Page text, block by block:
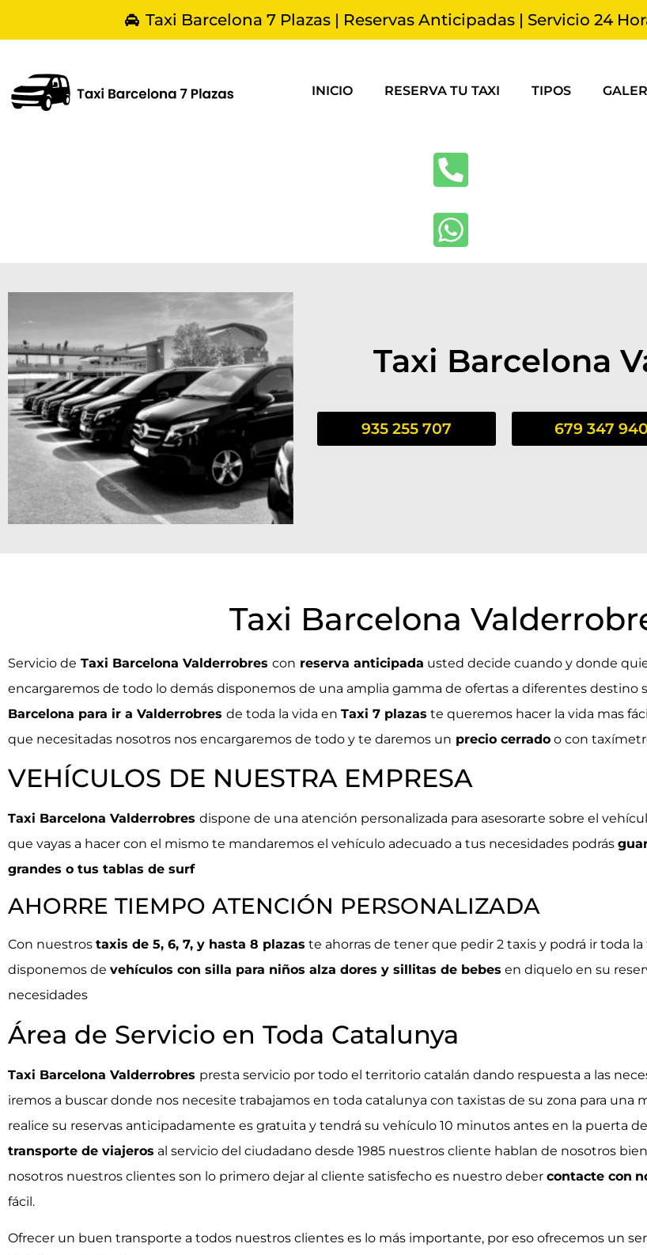
Taxi Barcelona 7 Plazas | Reservas Anticipadas | Servicio 24
INICIO RESERVA TU TAXI TIPOS
Taxi Barcelona
935 255 707 679 347 940
Taxi Barcelona
Servicio de Taxi Barcelona Valderrobres con reserva anticipada usted decide cuando y donde
encargaremos de todo lo demás disponemos de una amplia gamma de ofertas a diferentes destino
Barcelona para ir a Valderrobres de toda la vida en Taxi 7 plazas te queremos hacer la vida mas
que necesitadas nosotros nos encargaremos de todo y te daremos un precio cerrado o con
VEHÍCULOS DE NUESTRA EMPRESA
Taxi Barcelona Valderrobres dispone de una atención personalizada para asesorarte sobre el
que vayas a hacer con el mismo te mandaremos el vehículo adecuado a tus necesidades podrás
grandes o tus tablas de surf
AHORRE TIEMPO ATENCIÓN PERSONALIZADA
Con nuestros taxis de 5, 6, 7, y hasta 8 plazas te ahorras de tener que pedir 2 taxis y podrá ir toda
disponemos de vehículos con silla para niños alza dores y sillitas de bebes en diquelo en su
necesidades
Área de Servicio en Toda Catalunya
Taxi Barcelona Valderrobres presta servicio por todo el territorio catalán dando respuesta a las
iremos a buscar donde nos necesite trabajamos en toda catalunya con taxistas de su zona para una
realice su reservas anticipadamente es gratuita y tendrá su vehículo 10 minutos antes en la puerta
transporte de viajeros al servicio del ciudadano desde 1985 nuestros cliente hablan de nosotros
nosotros nuestros clientes son lo primero dejar al cliente satisfecho es nuestro deber contacte con
fácil.
Ofrecer un buen transporte a todos nuestros clientes es lo más importante, por eso ofrecemos un